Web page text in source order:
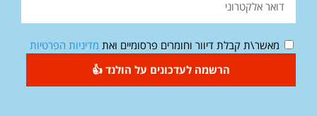
מאשר\ת קבלת דיוור וחומרים פרסומיים ואת מדיניות הפרטיות
הרשמה לעדכונים על הולנד 👍